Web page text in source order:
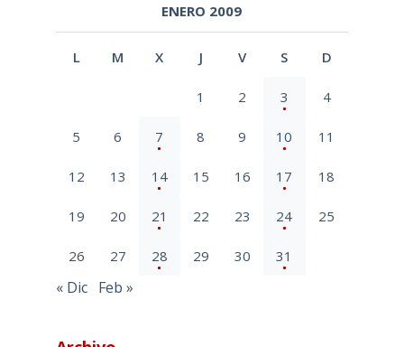
ENERO 2009
L M X J V S D
1 2 3 4
5 6 7 8 9 10 11
12 13 14 15 16 17 18
19 20 21 22 23 24 25
26 27 28 29 30 31
« Dic Feb »